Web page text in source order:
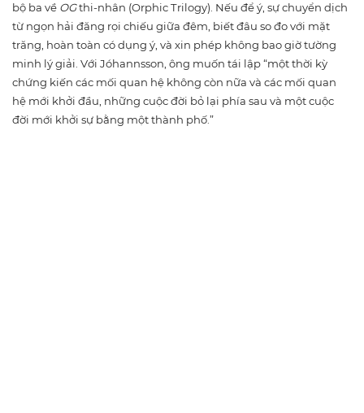
bộ ba về OGthi-nhân (Orphic Trilogy). Nếu để ý, sự chuyển dịch
từ ngọn hải đăng rọi chiếu giữa đêm, biết đâu so đo với mặt
trăng, hoàn toàn có dụng ý, và xin phép không bao giờ tường
minh lý giải. Với Jóhannsson, ông muốn tái lập “một thời kỳ
chứng kiến các mối quan hệ không còn nữa và các mối quan
hệ mới khởi đầu, những cuộc đời bỏ lại phía sau và một cuộc
đời mới khởi sự bằng một thành phố.”